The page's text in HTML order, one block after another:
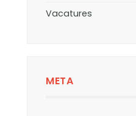
Vacatures
META